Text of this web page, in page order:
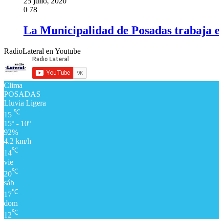
0 78
La Municipalidad de Posadas trabaja
RadioLateral en Youtube
Clima
POSADAS
Lluvia Ligera
15 ℃
15º - 10º
92%
4.2 km/h
14℃
vie
20℃
sáb
17℃
dom
12℃